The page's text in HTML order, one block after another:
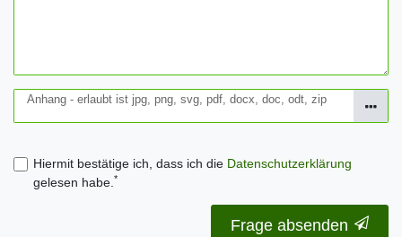
Anhang - erlaubt ist jpg, png, svg, pdf, docx, doc, odt, zip
Hiermit bestätige ich, dass ich die Daten­schutz­erklärung
gelesen habe.*
Frage absenden